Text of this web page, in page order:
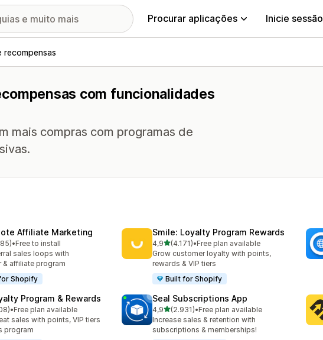
Procurar aplicações Inicie sessão
recompensas
com funcionalidades
mais compras com programas de
Affiliate Marketing
de avaliações
•Free to install
sales loops with
& affiliate program
Shopify
Smile: Loyalty Program Rewards
4,9de 5 estrelas
(4.171)
4171 total de avaliações
•Free plan available
Grow customer loyalty with points,
rewards & VIP tiers
Built for Shopify
Program & Rewards
de avaliações
•Free plan available
sales with points, VIP tiers
program
Seal Subscriptions App
4,9de 5 estrelas
(2.931)
2931 total de avaliações
•Free plan available
Increase sales & retention with
subscriptions & memberships!